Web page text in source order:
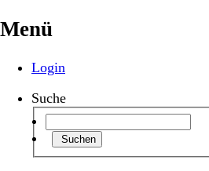
Menü
Login
Suche
Suchen